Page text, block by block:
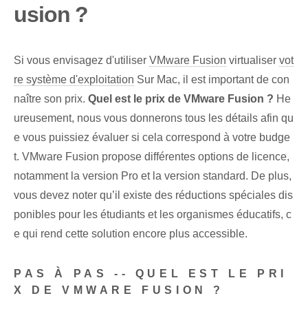
usion ?
Si vous envisagez d'utiliser VMware Fusion virtualiser vot
re système d'exploitation Sur Mac, il est important de con
naître son prix. Quel est le prix de VMware Fusion ? He
ureusement, nous vous donnerons tous les détails afin qu
e vous puissiez évaluer si cela correspond à votre budge
t. VMware Fusion propose différentes options de licence,
notamment la version Pro et la version standard. De plus,
vous devez noter qu’il existe des réductions spéciales dis
ponibles pour les étudiants et les organismes éducatifs, c
e qui rend cette solution encore plus accessible.
PAS À PAS -- QUEL EST LE PRI
X DE VMWARE FUSION ?